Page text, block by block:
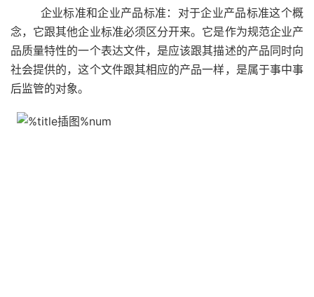
企业标准和企业产品标准：对于企业产品标准这个概
念，它跟其他企业标准必须区分开来。它是作为规范企业产
品质量特性的一个表达文件，是应该跟其描述的产品同时向
社会提供的，这个文件跟其相应的产品一样，是属于事中事
后监管的对象。